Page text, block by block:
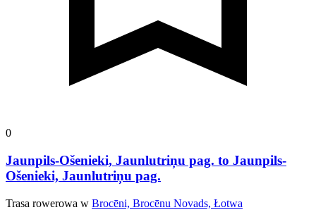
0
Jaunpils-Ošenieki, Jaunlutriņu pag. to Jaunpils-
Ošenieki, Jaunlutriņu pag.
Trasa rowerowa w Brocēni, Brocēnu Novads, Łotwa